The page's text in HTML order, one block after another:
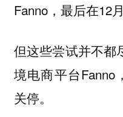
Fanno，最后在12
但这些尝试并不都
境电商平台
关停。